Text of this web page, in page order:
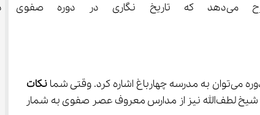
می‌باشد برای شما شرح می‌دهد که تاریخ
نکات
را مطالعه می‌کنید می‌آموزید که این مدرسه به مدرسه مادر شاه معروف است. همچنین مدرسه شیخ لطف‌الله نیز از مدارس معروف عصر صفوی به شمار